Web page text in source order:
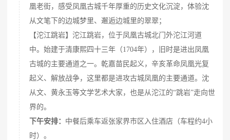
凰老街，感受凤凰古城千年厚重的历史文化沉淀，体验沈
从文笔下的边城梦里、邂逅边城里的翠翠；
【沱江跳岩】沱江跳岩，位于凤凰古城北门外沱江河道
中。始建于清康熙四十三年（1704年），旧时是进出凤凰
古城的主要通道之一。乾嘉苗民起义，辛亥革命凤凰光复
起义、解放战争，这里都是进攻古城凤凰的主要通道。沈
从文、黄永玉等文学艺术大家，也是从沱江的“跳岩”走向世
界的。
下午安排： 中餐后乘车返张家界市区入住酒店（车程约4小
时）。